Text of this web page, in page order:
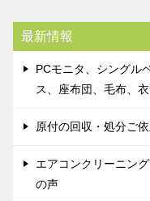
最新情報
PCモニタ、シングル
ス、座布団、毛布、
原付の回収・処分ご
エアコンクリーニン
の声